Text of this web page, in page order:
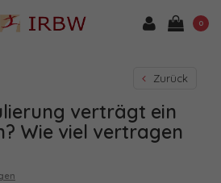
0
Zurück
verträgt ein
Wie viel vertragen